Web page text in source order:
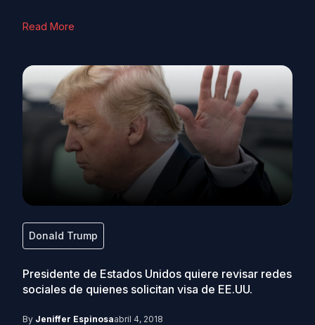
Read More
Donald Trump
Presidente de Estados Unidos quiere revisar redes
sociales de quienes solicitan visa de EE.UU.
By Jeniffer Espinosaabril 4, 2018